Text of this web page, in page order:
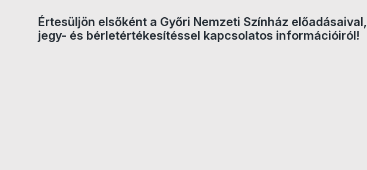
Értesüljön elsőként a Győri Nemzeti Színház előadásaival,
jegy- és bérletértékesítéssel kapcsolatos információiról!